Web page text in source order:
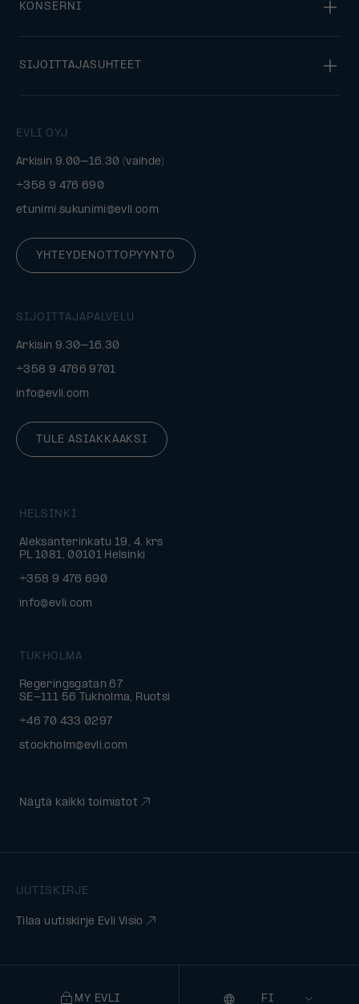
EVLI OYJ
Arkisin 9.00–16.30 (vaihde)
+358 9 476 690
etunimi.sukunimi@evli.com
YHTEYDENOTTOPYYNTÖ
SIJOITTAJAPALVELU
Arkisin 9.30–16.30
+358 9 4766 9701
info@evli.com
TULE ASIAKKAAKSI
KONSERNI
SIJOITTAJASUHTEET
UUTISKIRJE
Tilaa uutiskirje Evli Visio
HELSINKI
Aleksanterinkatu 19, 4. krs
PL 1081, 00101 Helsinki
+358 9 476 690
info@evli.com
TUKHOLMA
Regeringsgatan 67
SE-111 56 Tukholma, Ruotsi
+46 70 433 0297
stockholm@evli.com
Näytä kaikki toimistot
MY EVLI Kieli